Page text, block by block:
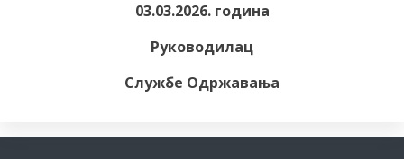
03.03.2026. година
Руководилац
Службе Одржавања